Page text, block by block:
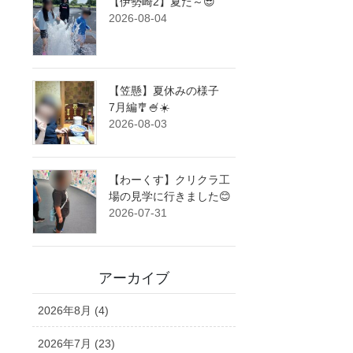
2026-08-04
【笠懸】夏休みの様子
7月編🎐🍧☀️
2026-08-03
【わーくす】クリクラ工
場の見学に行きました😊
2026-07-31
アーカイブ
2026年8月 (4)
2026年7月 (23)